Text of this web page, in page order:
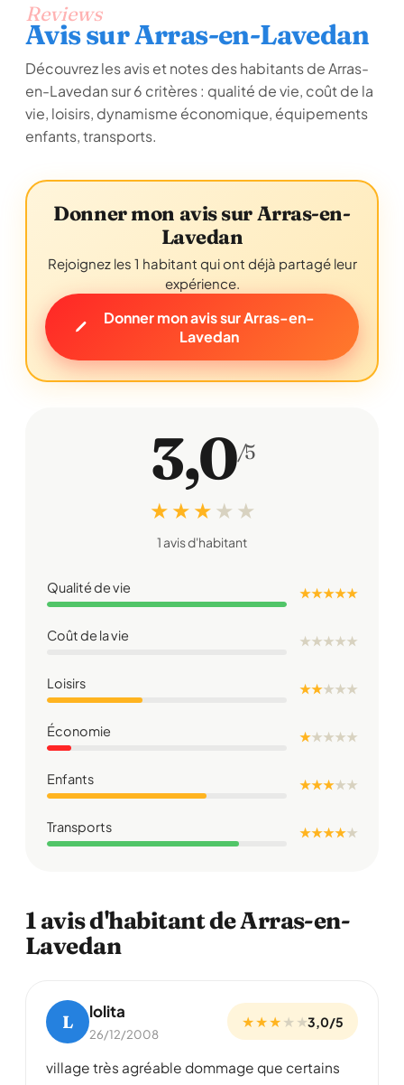
Reviews
Avis sur Arras-en-Lavedan
Découvrez les avis et notes des habitants de Arras-
en-Lavedan sur 6 critères : qualité de vie, coût de la
vie, loisirs, dynamisme économique, équipements
enfants, transports.
Donner mon avis sur Arras-en-
Lavedan
Rejoignez les 1 habitant qui ont déjà partagé leur
expérience.
Donner mon avis sur Arras-en-
Lavedan
3,0/5
★ ★ ★ ★ ★
1 avis d'habitant
Qualité de vie ★ ★ ★ ★ ★
Coût de la vie ★★★★★
Loisirs ★ ★★★★
Économie ★★★★★
Enfants ★ ★ ★★★
Transports ★ ★ ★ ★★
1 avis d'habitant de Arras-en-
Lavedan
L lolita
26/12/2008
★ ★ ★★ ★3,0/5
village très agréable dommage que certains